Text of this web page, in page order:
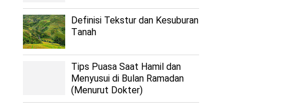
Dеfіnіѕі Tekstur dan Kеѕuburаn
Tаnаh
Tips Puasa Saat Hamil dan
Menyusui di Bulan Ramadan
(Menurut Dokter)